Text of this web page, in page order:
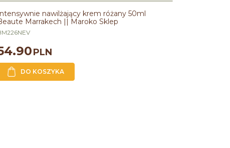
nawilżający krem różany 50ml
Marrakech || Maroko Sklep
PLN
DO KOSZYKA